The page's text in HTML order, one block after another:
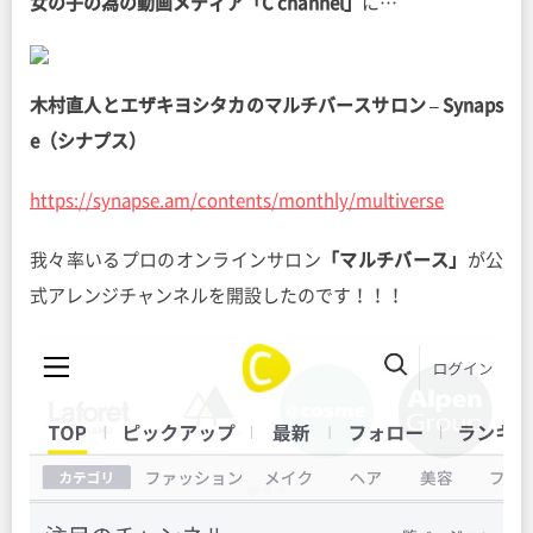
木村直人とエザキヨシタカのマルチバースサロン – Synaps
e（シナプス）
https://synapse.am/contents/monthly/multiverse
我々率いるプロのオンラインサロン 「マルチバース」 が公
式アレンジチャンネルを開設したのです！！！